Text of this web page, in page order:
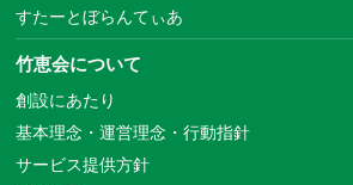
すたーとぼらんてぃあ
竹恵会について
創設にあたり
基本理念・運営理念・行動指針
サービス提供方針